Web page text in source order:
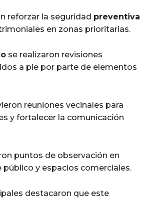
reforzar la seguridad preventiva
en zonas prioritarias.
se realizaron revisiones
a pie por parte de elementos
reuniones vecinales para
y fortalecer la comunicación
puntos de observación en
público y espacios comerciales.
destacaron que este